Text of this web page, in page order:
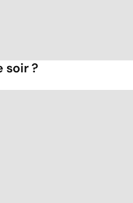
soir ?